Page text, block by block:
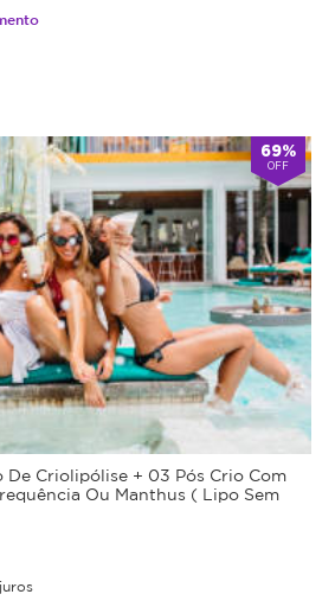
69%
OFF
De Criolipólise + 03 Pós Crio Com
Ou Manthus ( Lipo Sem